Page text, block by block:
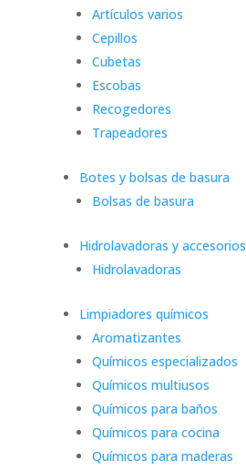
Artículos varios
Cepillos
Cubetas
Escobas
Recogedores
Trapeadores
Botes y bolsas de basura
Bolsas de basura
Hidrolavadoras y accesorios
Hidrolavadoras
Limpiadores químicos
Aromatizantes
Químicos especializados
Químicos multiusos
Químicos para baños
Químicos para cocina
Químicos para maderas